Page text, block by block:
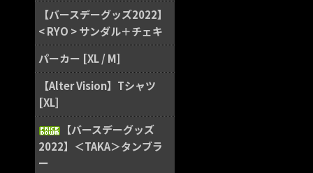
【バースデーグッズ2022】
< RYO > サンダル＋チェキ
パーカー [XL / M]
【Alter Vision】Tシャツ
[XL]
【バースデーグッズ
2022】＜TAKA＞タンブラ
ー